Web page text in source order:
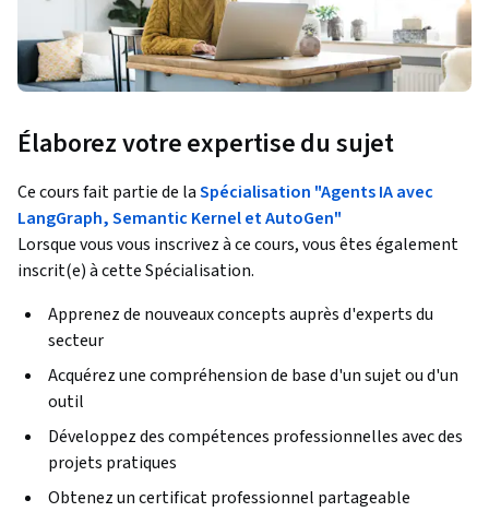
Élaborez votre expertise du sujet
Ce cours fait partie de laSpécialisation "Agents IA avec
LangGraph, Semantic Kernel et AutoGen"
Lorsque vous vous inscrivez à ce cours, vous êtes également
inscrit(e) à cette Spécialisation.
Apprenez de nouveaux concepts auprès d'experts du
secteur
Acquérez une compréhension de base d'un sujet ou d'un
outil
Développez des compétences professionnelles avec des
projets pratiques
Obtenez un certificat professionnel partageable